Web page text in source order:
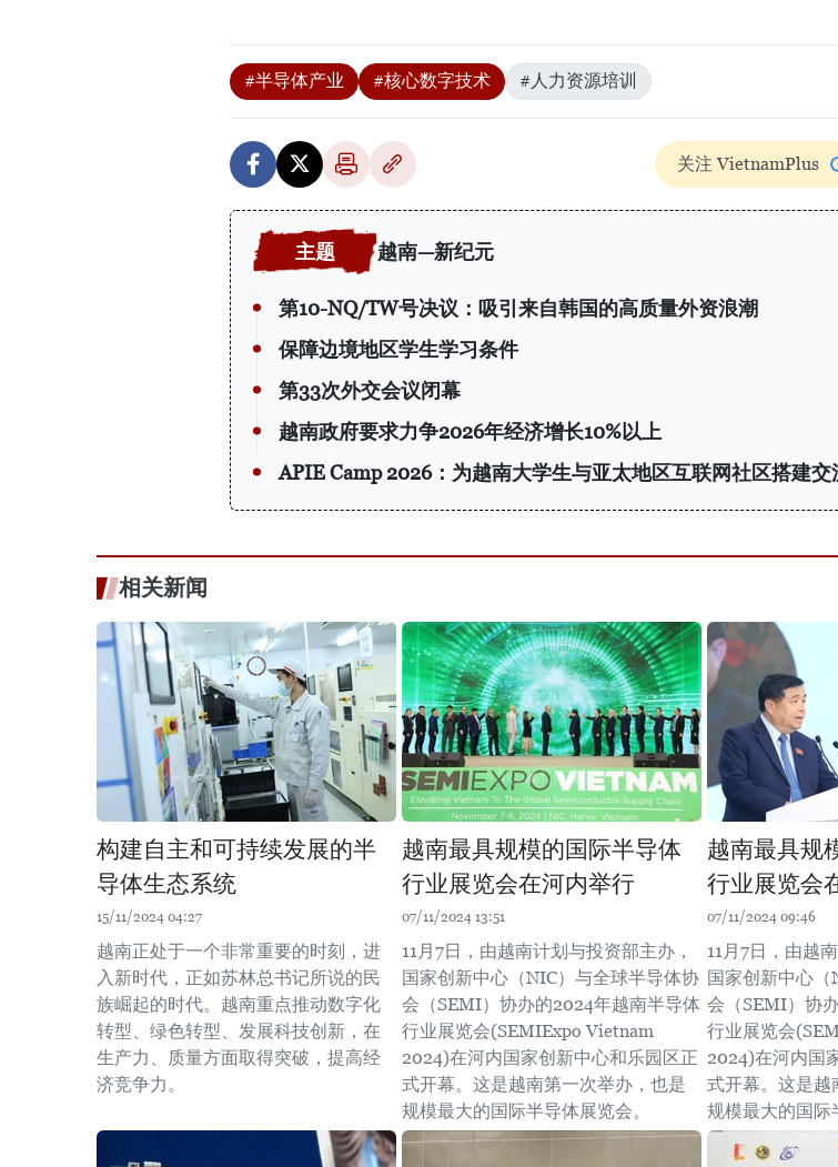
#半导体产业 #核心数字技术 #人力资源培训
关注 VietnamPlus
越南—新纪元
第10-NQ/TW号决议：吸引来自韩国的高质量外资浪潮
保障边境地区学生学习条件
第33次外交会议闭幕
越南政府要求力争2026年经济增长10%以上
APIE Camp 2026：为越南大学生与亚太地区互联网社区搭建交
相关新闻
构建自主和可持续发展的半
导体生态系统
15/11/2024 04:27
越南正处于一个非常重要的时刻，进
入新时代，正如苏林总书记所说的民
族崛起的时代。越南重点推动数字化
转型、绿色转型、发展科技创新，在
生产力、质量方面取得突破，提高经
济竞争力。
越南最具规模的国际半导体
行业展览会在河内举行
07/11/2024 13:51
11月7日，由越南计划与投资部主办，
国家创新中心（NIC）与全球半导体协
会（SEMI）协办的2024年越南半导体
行业展览会(SEMIExpo Vietnam
2024)在河内国家创新中心和乐园区正
式开幕。这是越南第一次举办，也是
规模最大的国际半导体展览会。
越南最具规
行业展览会
07/11/2024 09:46
11月7日，由越
国家创新中心
会（SEMI）协
行业展览会
2024)在河内国
式开幕。这是越
规模最大的国际